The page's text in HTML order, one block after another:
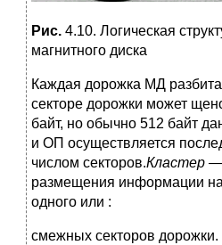
Рис. 4.10. Логическая
магнитного диска
Каждая дорожка МД
секторе дорожки может
байт, но обычно 512 байт
и ОП осуществляется
числом секторов.Кластер —
размещения информации
одного или :
смежных секторов дорожки.